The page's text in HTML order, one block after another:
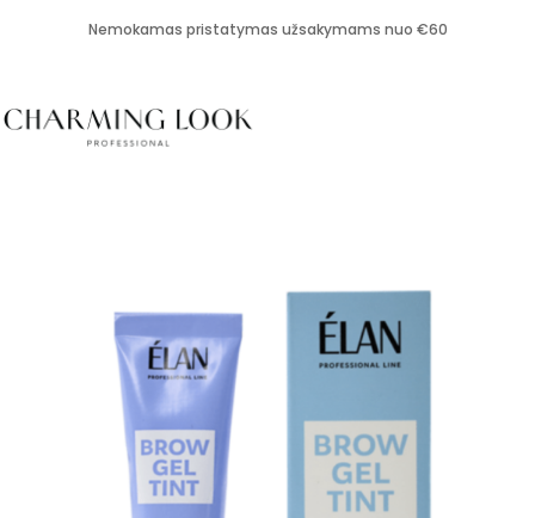
Nemokamas pristatymas užsakymams nuo €60
CHARMING LOOK
PROFESIONALAMS
KASDIENIAM GROŽIUI
PRIEMONĖS GROŽIUI